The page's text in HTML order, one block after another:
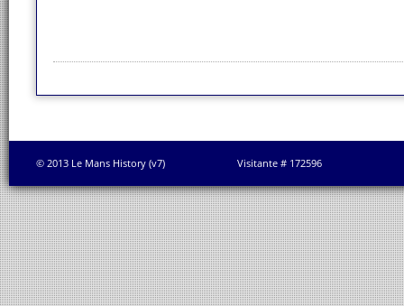
© 2013 Le Mans History (v7) Visitante # 172596